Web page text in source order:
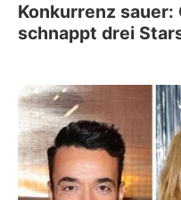
Konkurrenz sauer:
schnappt drei